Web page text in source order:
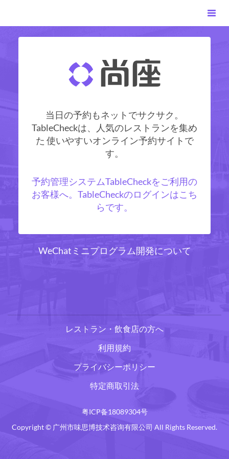
当日の予約もネットでサクサク。
TableCheckは、人気のレストランを集め
た 使いやすいオンライン予約サイトで
す。
予約管理システムTableCheckをご利用の
お客様へ。TableCheckのログインはこち
らです。
WeChatミニプログラム開発について
レストラン・飲食店の方へ
利用規約
プライバシーポリシー
特定商取引法
粤ICP备18089304号
Copyright © 广州市味思博技术咨询有限公司 All Rights Reserved.